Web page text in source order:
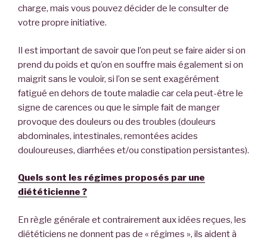
charge, mais vous pouvez décider de le consulter de
votre propre initiative.
Il est important de savoir que l’on peut se faire aider si on
prend du poids et qu’on en souffre mais également si on
maigrit sans le vouloir, si l’on se sent exagérément
fatigué en dehors de toute maladie car cela peut-être le
signe de carences ou que le simple fait de manger
provoque des douleurs ou des troubles (douleurs
abdominales, intestinales, remontées acides
douloureuses, diarrhées et/ou constipation persistantes).
Quels sont les régimes proposés par une
diététicienne ?
En règle générale et contrairement aux idées reçues, les
diététiciens ne donnent pas de « régimes », ils aident à